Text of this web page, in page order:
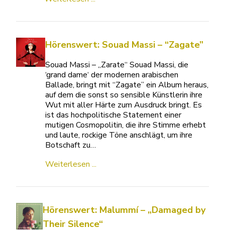
Hörenswert: Souad Massi – “Zagate”
Souad Massi – „Zarate“ Souad Massi, die
‘grand dame‘ der modernen arabischen
Ballade, bringt mit “Zagate” ein Album heraus,
auf dem die sonst so sensible Künstlerin ihre
Wut mit aller Härte zum Ausdruck bringt. Es
ist das hochpolitische Statement einer
mutigen Cosmopolitin, die ihre Stimme erhebt
und laute, rockige Töne anschlägt, um ihre
Botschaft zu…
Weiterlesen ...
Hörenswert: Malummí – „Damaged by
Their Silence“